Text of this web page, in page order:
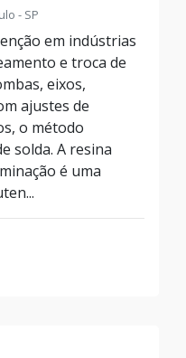
- SP
em indústrias
e troca de
eixos,
ajustes de
o método
solda. A resina
é uma